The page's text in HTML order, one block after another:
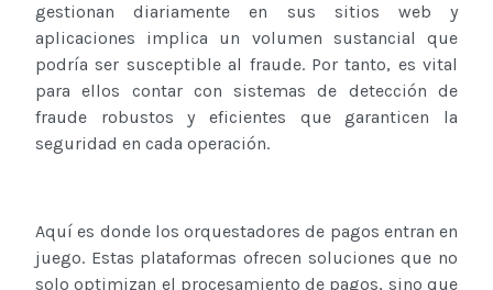
gestionan diariamente en sus sitios web y
aplicaciones implica un volumen sustancial que
podría ser susceptible al fraude. Por tanto, es vital
para ellos contar con sistemas de detección de
fraude robustos y eficientes que garanticen la
seguridad en cada operación.
Aquí es donde los orquestadores de pagos entran en
juego. Estas plataformas ofrecen soluciones que no
solo optimizan el procesamiento de pagos, sino que